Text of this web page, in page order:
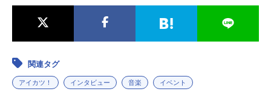
関連タグ
アイカツ！ インタビュー 音楽 イベント